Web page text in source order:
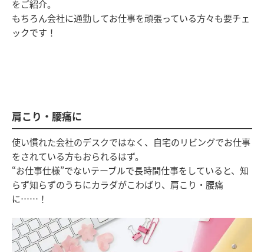
をご紹介。
もちろん会社に通勤してお仕事を頑張っている方々も要チェ
ックです！
肩こり・腰痛に
使い慣れた会社のデスクではなく、自宅のリビングでお仕事
をされている方もおられるはず。
“お仕事仕様”でないテーブルで長時間仕事をしていると、知
らず知らずのうちにカラダがこわばり、肩こり・腰痛
に……！